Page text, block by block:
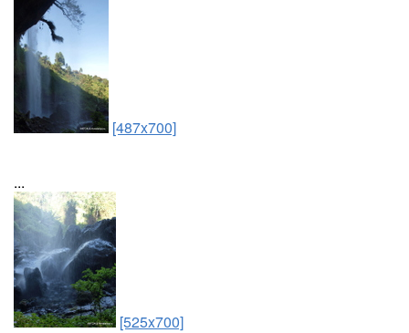
[487x700]
...
[525x700]